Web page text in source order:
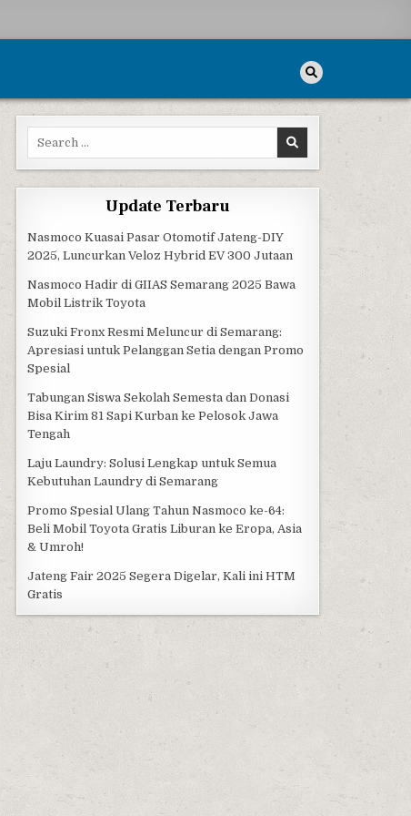
Search for:
Update Terbaru
Nasmoco Kuasai Pasar Otomotif Jateng-DIY
2025, Luncurkan Veloz Hybrid EV 300 Jutaan
Nasmoco Hadir di GIIAS Semarang 2025 Bawa
Mobil Listrik Toyota
Suzuki Fronx Resmi Meluncur di Semarang:
Apresiasi untuk Pelanggan Setia dengan Promo
Spesial
Tabungan Siswa Sekolah Semesta dan Donasi
Bisa Kirim 81 Sapi Kurban ke Pelosok Jawa
Tengah
Laju Laundry: Solusi Lengkap untuk Semua
Kebutuhan Laundry di Semarang
Promo Spesial Ulang Tahun Nasmoco ke-64:
Beli Mobil Toyota Gratis Liburan ke Eropa, Asia
& Umroh!
Jateng Fair 2025 Segera Digelar, Kali ini HTM
Gratis